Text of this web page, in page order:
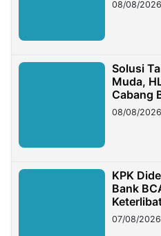
08/08/
Solusi
Muda,
Cabang
08/08/
KPK
Bank
Miliar
07/08/